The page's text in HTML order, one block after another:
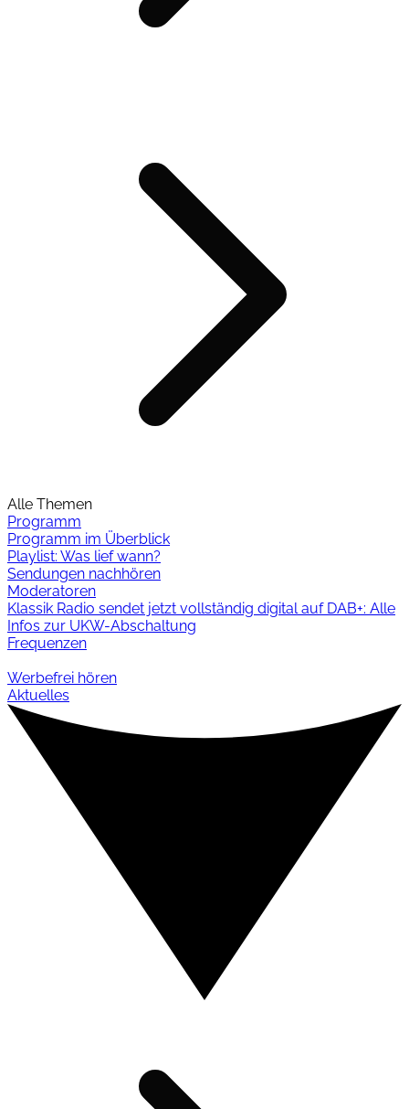
Alle Themen
Programm
Programm im Überblick
Playlist: Was lief wann?
Sendungen nachhören
Moderatoren
Klassik Radio sendet jetzt vollständig digital auf DAB+: Alle
Infos zur UKW-Abschaltung
Frequenzen
Werbefrei hören
Aktuelles